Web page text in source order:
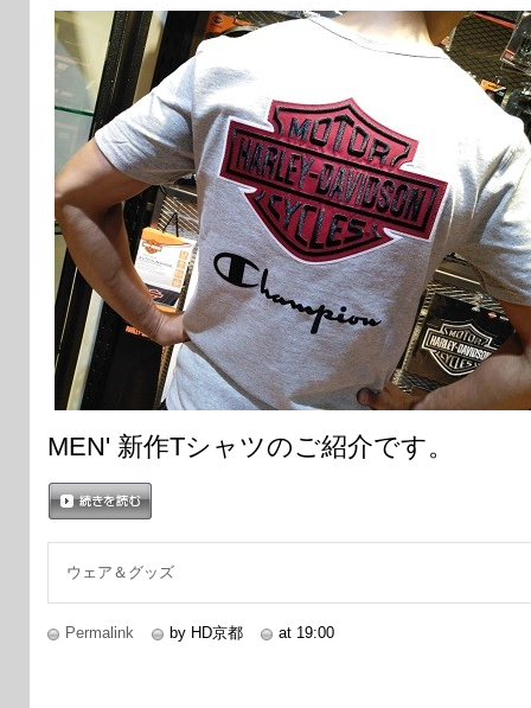
MEN' 新作Tシャツのご紹介です。
ウェア＆グッズ
Permalink by HD京都 at 19:00